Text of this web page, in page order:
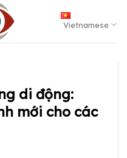
Vietnamese
di động:
mới cho các